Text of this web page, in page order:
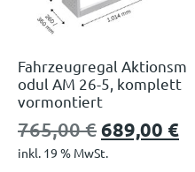
Fahrzeugregal Aktionsm
odul AM 26-5, komplett
vormontiert
765,00€689,00 €
inkl. 19 % MwSt.